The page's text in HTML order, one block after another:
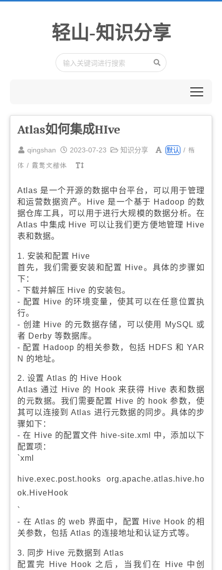
轻山-知识分享
Atlas如何集成HIve
qingshan 2023-07-23 知识分享 默认 / 楷
体 / 霞鹜文楷体
Atlas 是一个开源的数据中台平台，可以用于管理
和运营数据资产。Hive 是一个基于 Hadoop 的数
据仓库工具，可以用于进行大规模的数据分析。在
Atlas 中集成 Hive 可以让我们更方便地管理 Hive
表和数据。
1. 安装和配置 Hive
首先，我们需要安装和配置 Hive。具体的步骤如
下：
- 下载并解压 Hive 的安装包。
- 配置 Hive 的环境变量，使其可以在任意位置执
行。
- 创建 Hive 的元数据存储，可以使用 MySQL 或
者 Derby 等数据库。
- 配置 Hadoop 的相关参数，包括 HDFS 和 YAR
N 的地址。
2. 设置 Atlas 的 Hive Hook
Atlas 通过 Hive 的 Hook 来获得 Hive 表和数据
的元数据。我们需要配置 Hive 的 hook 参数，使
其可以连接到 Atlas 进行元数据的同步。具体的步
骤如下：
- 在 Hive 的配置文件 hive-site.xml 中，添加以下
配置项：
`xml
hive.exec.post.hooks
org.apache.atlas.hive.ho
ok.HiveHook
`
- 在 Atlas 的 web 界面中，配置 Hive Hook 的相
关参数，包括 Atlas 的连接地址和认证方式等。
3. 同步 Hive 元数据到 Atlas
配置完 Hive Hook 之后，当我们在 Hive 中创